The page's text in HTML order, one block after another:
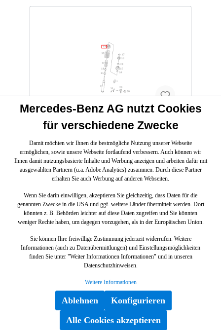
FEDERGEHAEUSE für GLC-Klasse
A4503220015
FEDERGEHAEUSE mit der Teilenummer
A4503220015 für die Baureihen GLC-Klasse 254
Originalteil ist dem Bereich FEDERBEIN UND
FEDERBEINBEFESTIGUNG VORN zugeordnet.
Technische Merkmale: Details: Abmessungen: 9 x 9
x 3 cm Gewicht: 0.119kg Dieses Teil ersetzt die
FEDERGEHAEUSE A4503220015 wurde unter
anderem verbaut in folgenden Modellen 01MC01
GLC 300 de 4MATIC Vertrauen Sie auf Mercedes-
Benz Originalteile.
In den Warenkorb
Mercedes-Benz AG nutzt Cookies
für verschiedene Zwecke
Damit möchten wir Ihnen die bestmögliche Nutzung unserer Webseite
ermöglichen, sowie unsere Webseite fortlaufend verbessern. Auch können wir
Ihnen damit nutzungsbasierte Inhalte und Werbung anzeigen und arbeiten dafür mit
ausgewählten Partnern (u.a. Adobe Analytics) zusammen. Durch diese Partner
erhalten Sie auch Werbung auf anderen Webseiten.
Wenn Sie darin einwilligen, akzeptieren Sie gleichzeitig, dass Daten für die
genannten Zwecke in die USA und ggf. weitere Länder übermittelt werden. Dort
könnten z. B. Behörden leichter auf diese Daten zugreifen und Sie könnten
weniger Rechte haben, um dagegen vorzugehen, als in der Europäischen Union.
Sie können Ihre freiwillige Zustimmung jederzeit widerrufen. Weitere
Informationen (auch zu Datenübermittlungen) und Einstellungsmöglichkeiten
finden Sie unter "Weiter Informationen Informationen" und in unseren
Datenschutzhinweisen.
Weitere Informationen
Ablehnen
Konfigurieren
Alle Cookies akzeptieren